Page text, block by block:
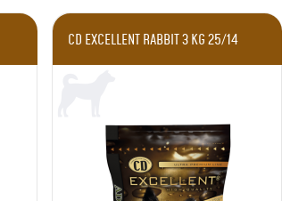
CD EXCELLENT RABBIT 3 KG 25/14